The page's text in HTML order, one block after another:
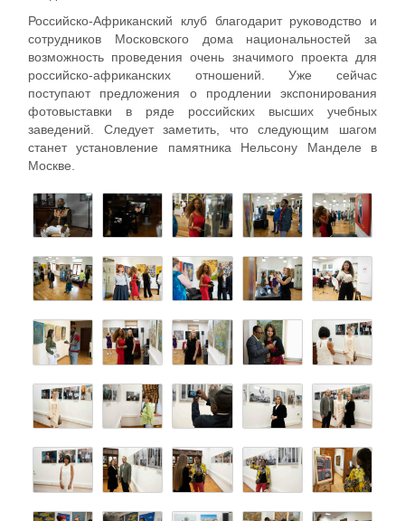
Российско-Африканский клуб благодарит руководство и
сотрудников Московского дома национальностей за
возможность проведения очень значимого проекта для
российско-африканских отношений. Уже сейчас
поступают предложения о продлении экспонирования
фотовыставки в ряде российских высших учебных
заведений. Следует заметить, что следующим шагом
станет установление памятника Нельсону Манделе в
Москве.